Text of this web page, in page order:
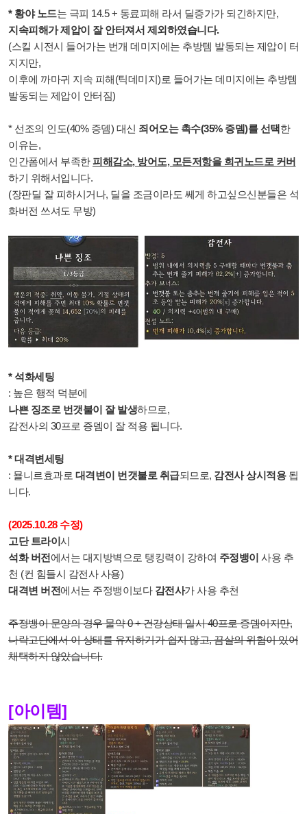
* 황야 노드는 극피 14.5 + 동료피해 라서 딜증가가 되긴하지만,
지속피해가 제압이 잘 안터져서 제외하였습니다.
(스킬 시전시 들어가는 번개 데미지에는 추방템 발동되는 제압이 터
지지만,
이후에 까마귀 지속 피해(틱데미지)로 들어가는 데미지에는 추방템
발동되는 제압이 안터짐)
* 선조의 인도(40% 증뎀) 대신 죄어오는 촉수(35% 증뎀)를 선택한
이유는,
인간폼에서 부족한피해감소, 방어도, 모든저항을 희귀노드로 커버
하기 위해서입니다.
(장판딜 잘 피하시거나, 딜을 조금이라도 쎄게 하고싶으신분들은 석
화버전 쓰셔도 무방)
* 석화세팅
: 높은 행적 덕분에
나쁜 징조로 번갯불이 잘 발생하므로,
감전사의 30프로 증뎀이 잘 적용 됩니다.
* 대격변세팅
: 묠니르효과로 대격변이 번갯불로 취급되므로, 감전사 상시적용됩
니다.
(2025.10.28 수정)
고단 트라이시
석화 버전에서는 대지방벽으로 탱킹력이 강하여 주정뱅이 사용 추
천 (컨 힘들시 감전사 사용)
대격변 버전에서는 주정뱅이보다 감전사가 사용 추천
주정뱅이 문양의 경우 물약 0 + 건강상태 일시 40프로 증뎀이지만,
나락고단에서 이 상태를 유지하기가 쉽지 않고,끔살의 위험이 있어
채택하지 않았습니다.
[아이템]